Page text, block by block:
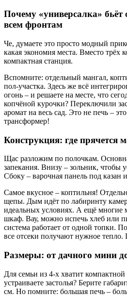
Почему «универсалка»
всем фронтам
Че, думаете это просто модный
какая экономия места. Вместо трёх
компактная станция.
Вспомните: отдельный мангал,
пол-участка. Здесь же всё
огонь – и решаете на месте, что
копчёной курочки? Переключили
аромат на весь сад. Это не печь –
трансформер!
Конструкция: где прячется
Щас разложим по полочкам.
запекания. Внизу – зольник, чтобы
Сбоку – варочная панель под казан
Самое вкусное – коптильня!
щепы. Дым идёт по лабиринту
идеальных условиях. А ещё многие
шкаф. Вау, можно испечь хлеб или
система работает от одной топки.
все отсеки получают нужное тепло.
Размеры: от дачного мини
Для семьи из 4-х хватит
устраиваете застолья? Берите
см. Но помните: большая печь –